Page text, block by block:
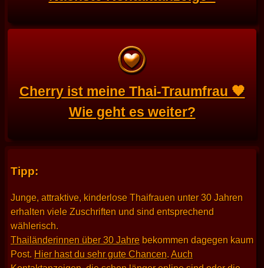
Cherry ist meine Thai-Traumfrau 🧡
Wie geht es weiter?
Tipp:
Junge, attraktive, kinderlose Thaifrauen unter 30 Jahren
erhalten viele Zuschriften und sind entsprechend
wählerisch.
Thailänderinnen über 30 Jahre bekommen dagegen kaum
Post. Hier hast du sehr gute Chancen. Auch